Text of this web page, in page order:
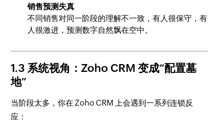
销售预测失真
不同销售对同一阶段的理解不一致，有人很保守，有
人很激进，预测数字自然飘在空中。
1.3 系统视角：Zoho CRM 变成“配置墓
地”
当阶段太多，你在 Zoho CRM 上会遇到一系列连锁反
应：